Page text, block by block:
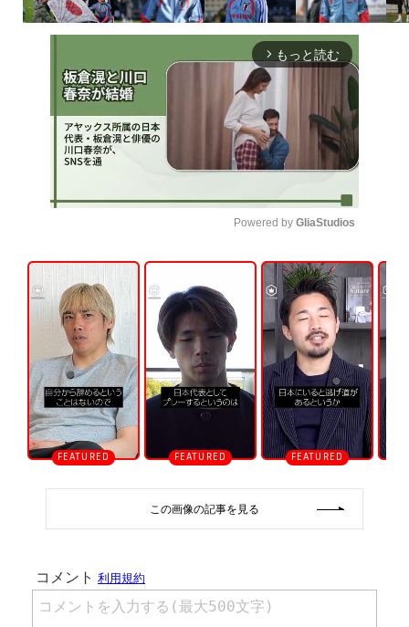
arrow_forward_ios もっと読む
n
m
u
t
e
Powered by GliaStudios
この画像の記事を見る